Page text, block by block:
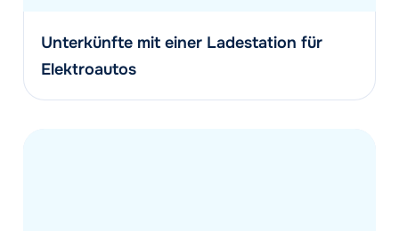
Unterkünfte mit einer Ladestation für
Elektroautos